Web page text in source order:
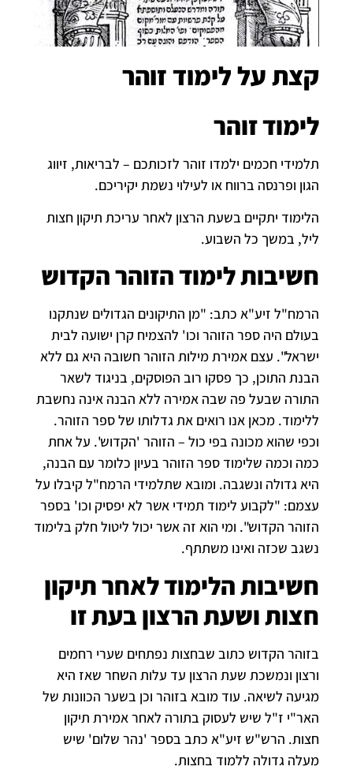
קצת על לימוד זוהר
לימוד זוהר
תלמידי חכמים ילמדו זוהר לזכותכם – לבריאות, זיווג
הגון ופרנסה ברווח או לעילוי נשמת יקיריכם.
הלימוד יתקיים בשעת הרצון לאחר עריכת תיקון חצות
ליל, במשך כל השבוע.
חשיבות לימוד הזוהר הקדוש
הרמח"ל זיע"א כתב: "מן התיקונים הגדולים שנתקנו
בעולם היה ספר הזוהר וכו' להצמיח קרן ישועה לבית
ישראל". עצם אמירת מילות הזוהר חשובה היא גם ללא
הבנת התוכן, כך פסקו רוב הפוסקים, בניגוד לשאר
התורה שבעל פה שבה אמירה ללא הבנה אינה נחשבת
ללימוד. מכאן אנו רואים את גדלותו של ספר הזוהר.
וכפי שהוא מכונה בפי כול – הזוהר 'הקדוש'. על אחת
כמה וכמה שלימוד ספר הזוהר בעיון כלומר עם הבנה,
היא גדולה ונשגבה. ומובא שתלמידי הרמח"ל קיבלו על
עצמם: "לקבוע לימוד תמידי אשר לא יפסיק וכו' בספר
הזוהר הקדוש". ומי הוא זה אשר יכול ליטול חלק בלימוד
נשגב שכזה ואינו משתתף.
חשיבות הלימוד לאחר תיקון
חצות ושעת הרצון בעת זו
בזוהר הקדוש כתוב שבחצות נפתחים שערי רחמים
ורצון ונמשכת שעת הרצון עד עלות השחר שאז היא
מגיעה לשיאה. עוד מובא בזוהר וכן בשער הכוונות של
האר"י ז"ל שיש לעסוק בתורה לאחר אמירת תיקון
חצות. הרש"ש זיע"א כתב בספר 'נהר שלום' שיש
מעלה גדולה ללמוד בחצות.